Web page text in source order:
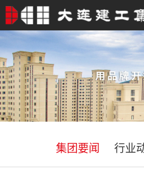
集团要闻 行业